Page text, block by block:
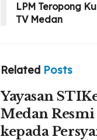
LPM Teropong
TV Medan
Related Posts
Yayasan
Medan
kepada